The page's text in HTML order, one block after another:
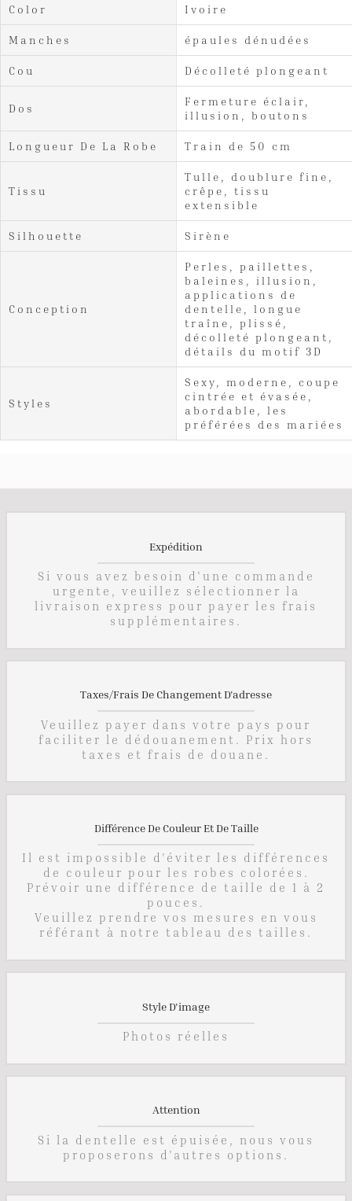
Color Ivoire
Manches épaules dénudées
Cou Décolleté plongeant
Dos
Fermeture éclair,
illusion, boutons
Longueur De La Robe Train de 50 cm
Tissu
Tulle, doublure fine,
crêpe, tissu
extensible
Silhouette Sirène
Conception
Perles, paillettes,
baleines, illusion,
applications de
dentelle, longue
traîne, plissé,
décolleté plongeant,
détails du motif 3D
Styles
Sexy, moderne, coupe
cintrée et évasée,
abordable, les
préférées des mariées
Expédition
Si vous avez besoin d'une commande
urgente, veuillez sélectionner la
livraison express pour payer les frais
supplémentaires.
Taxes/Frais De Changement D'adresse
Veuillez payer dans votre pays pour
faciliter le dédouanement. Prix hors
taxes et frais de douane.
Différence De Couleur Et De Taille
Il est impossible d'éviter les différences
de couleur pour les robes colorées.
Prévoir une différence de taille de 1 à 2
pouces.
Veuillez prendre vos mesures en vous
référant à notre tableau des tailles.
Style D'image
Photos réelles
Attention
Si la dentelle est épuisée, nous vous
proposerons d'autres options.